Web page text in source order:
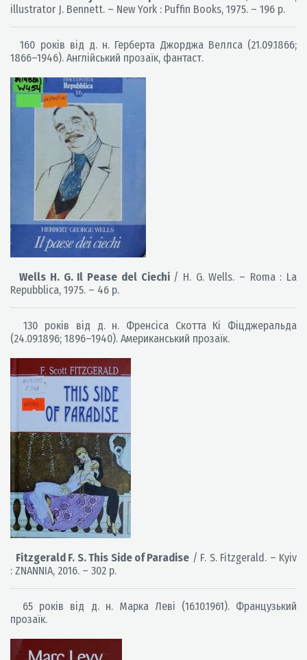
illustrator J. Bennett. – New York : Puffin Books, 1975. – 196 p.
160 років від д. н. Герберта Джорджа Веллса (21.09.1866;
1866–1946). Англійський прозаїк, фантаст.
Wells H. G. Il Pease del Ciechi / H. G. Wells. – Roma : La
Repubblica, 1975. – 46 p.
130 років від д. н. Френсіса Скотта Кі Фіцджеральда
(24.09.1896; 1896–1940). Американський прозаїк.
Fitzgerald F. S. This Side of Paradise / F. S. Fitzgerald. – Kyiv
: ZNANNIA, 2016. – 302 p.
65 років від д. н. Марка Леві (16.10.1961). Французький
прозаїк.